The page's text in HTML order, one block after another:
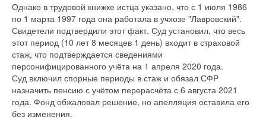
Однако в трудовой книжке истца указано, что с 1 июля 1986
по 1 марта 1997 года она работала в учхозе "Лавровский".
Свидетели подтвердили этот факт. Суд установил, что весь
этот период (10 лет 8 месяцев 1 день) входит в страховой
стаж, что подтверждается сведениями
персонифицированного учёта на 1 апреля 2020 года.
Суд включил спорные периоды в стаж и обязал СФР
назначить пенсию с учётом перерасчёта с 6 августа 2021
года. Фонд обжаловал решение, но апелляция оставила его
без изменения.